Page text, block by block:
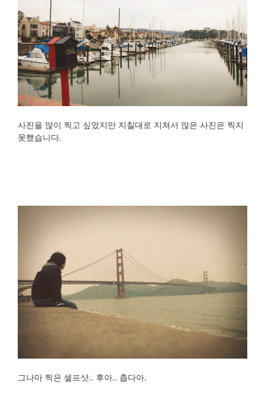
사진을 많이 찍고 싶었지만 지칠대로 지쳐서 많은 사진은 찍지
못했습니다.
그나마 찍은 셀프샷.. 후아.. 춥다아.